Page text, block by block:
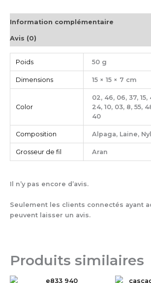
Information complémentaire
Avis (0)
Poids 50 g
Dimensions 15 × 15 × 7 cm
Color
02, 46, 06, 37, 15,
24, 10, 03, 8, 55,
40
Composition Alpaga, Laine,
Grosseur de fil Aran
Il n’y pas encore d’avis.
Seulement les clients connectés ayant
peuvent laisser un avis.
Produits similaires